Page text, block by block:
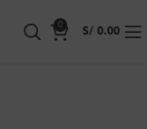
0
S/ 0.00